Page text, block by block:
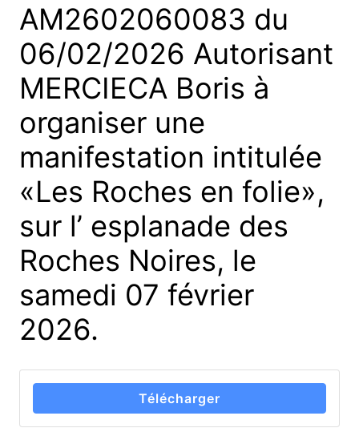
AM2602060083 du
06/02/2026 Autorisant
MERCIECA Boris à
organiser une
manifestation intitulée
«Les Roches en folie»,
sur l’ esplanade des
Roches Noires, le
samedi 07 février
2026.
Télécharger